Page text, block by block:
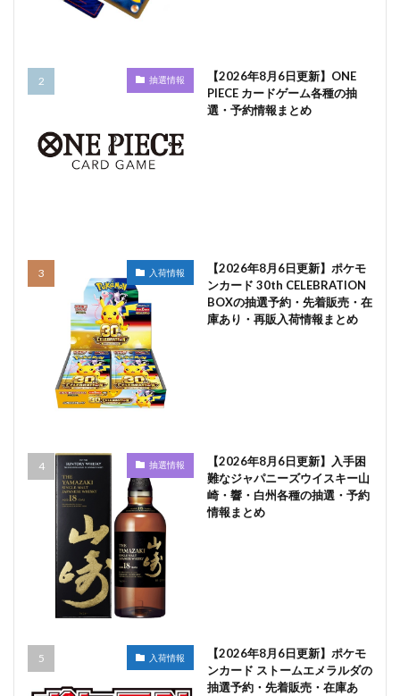
抽選情報
【2026年8月6日更新】ONE
PIECE カードゲーム各種の抽
選・予約情報まとめ
入荷情報
【2026年8月6日更新】ポケモ
ンカード 30th CELEBRATION
BOXの抽選予約・先着販売・在
庫あり・再販入荷情報まとめ
抽選情報
【2026年8月6日更新】入手困
難なジャパニーズウイスキー山
崎・響・白州各種の抽選・予約
情報まとめ
入荷情報
【2026年8月6日更新】ポケモ
ンカード ストームエメラルダの
抽選予約・先着販売・在庫あ